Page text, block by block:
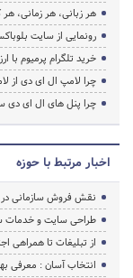
هر زبانی، هر زمانی،
رونمایی از سایت
خرید تلگرام پرمیوم با
چرا لامپ ال ای دی از
چرا پنل های ال ای دی
اخبار مرتبط با حوزه
نقش فروش سازمانی در
طراحی سایت و خدمات
از تبلیغات تا همراهی
انتخاب آسان : معرفی